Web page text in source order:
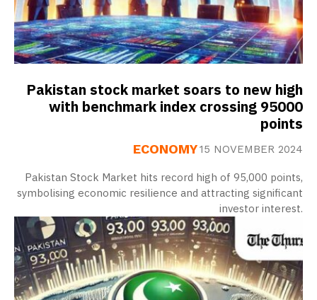
Pakistan stock market soars to new high
with benchmark index crossing 95000
points
ECONOMY15 NOVEMBER 2024
Pakistan Stock Market hits record high of 95,000 points,
symbolising economic resilience and attracting significant
investor interest.